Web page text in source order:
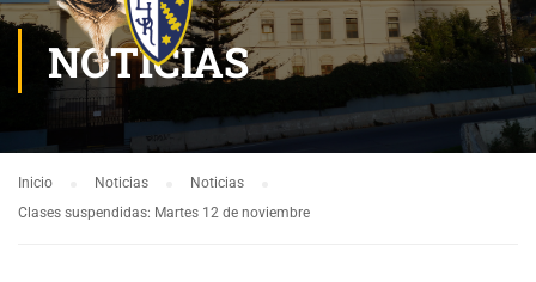
NOTICIAS
Inicio Noticias
Noticias
Clases suspendidas: Martes 12 de noviembre